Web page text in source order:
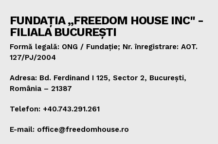
FUNDAȚIA „FREEDOM HOUSE INC" -
FILIALA BUCUREȘTI
Formă legală: ONG / Fundație; Nr. înregistrare: AOT.
127/PJ/2004
Adresa: Bd. Ferdinand I 125, Sector 2, București,
România – 21387
Telefon: +40.743.291.261
E-mail: office@freedomhouse.ro